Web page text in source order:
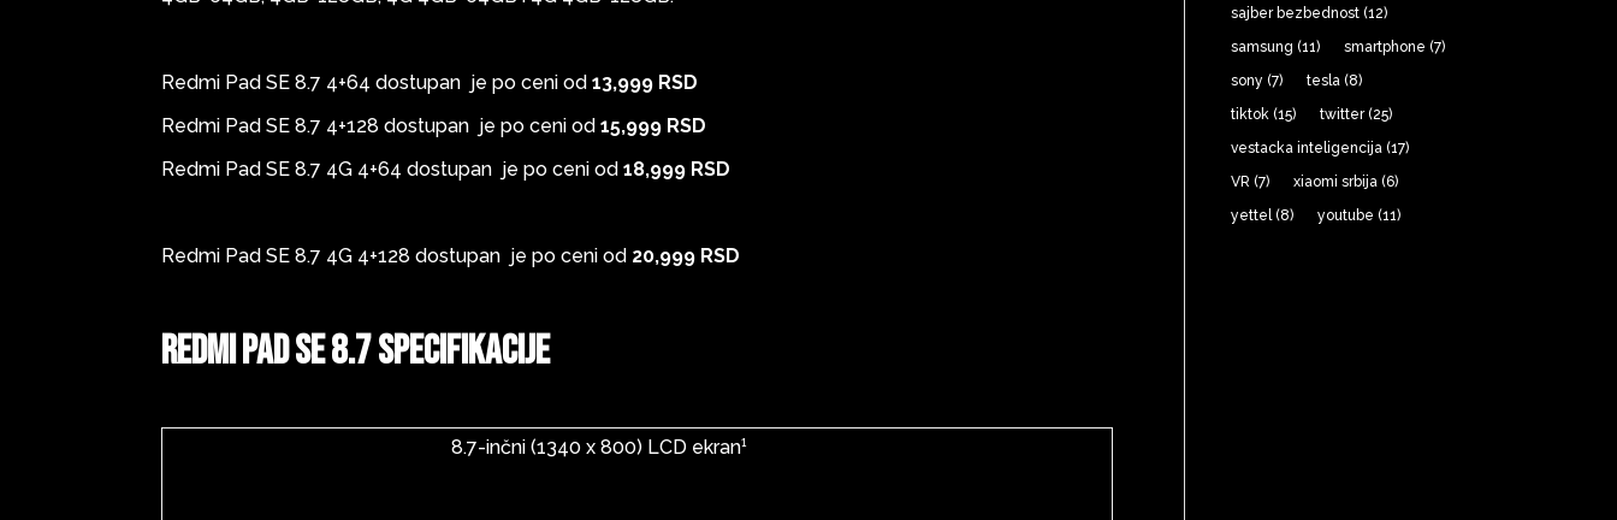
Redmi Pad SE 8.7 4+64 dostupan je po ceni od13,999 RSD
Redmi Pad SE 8.7 4+128 dostupan je po ceni od15,999 RSD
Redmi Pad SE 8.7 4G 4+64 dostupan je po ceni od18,999 RSD
Redmi Pad SE 8.7 4G 4+128 dostupan je po ceni od 20,999 RSD
Redmi Pad SE 8.7 specifikacije
8.7-inčni (1340 x 800) LCD ekran¹
sajber bezbednost (12)
samsung (11) smartphone (7)
sony (7) tesla (8)
tiktok (15) twitter(25)
vestacka inteligencija (17)
VR (7) xiaomi srbija (6)
yettel(8) youtube (11)